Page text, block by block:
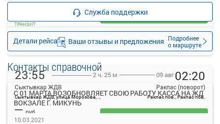
Детали рейса
Подробнее
о маршруте
—
ТРАНЗИТ
Загрузить цену
23:55
Сыктывкар ЖДВ
Сыктывкар ЖДВ, улица Морозова, 1А
2 ч. 25 м 09 авг02:20
Ракпас (поворот)
Ракпас пов., Ракпас пов.
— руб.
Служба поддержки
Ваши отзывы и предложения
Контакты справочной
С 01 МАРТА ВОЗОБНОВЛЯЕТ СВОЮ РАБОТУ КАССА НА ЖД
ВОКЗАЛЕ Г. МИКУНЬ
10.03.2021